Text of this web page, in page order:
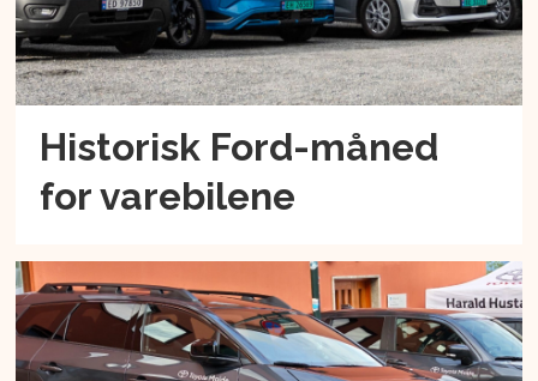
Historisk Ford-måned
for varebilene